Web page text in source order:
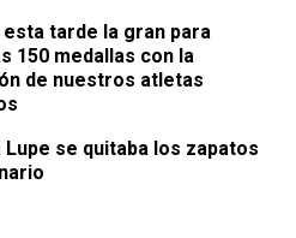
esta tarde la gran para
150 medallas con la
de nuestros atletas
Lupe se quitaba los zapatos